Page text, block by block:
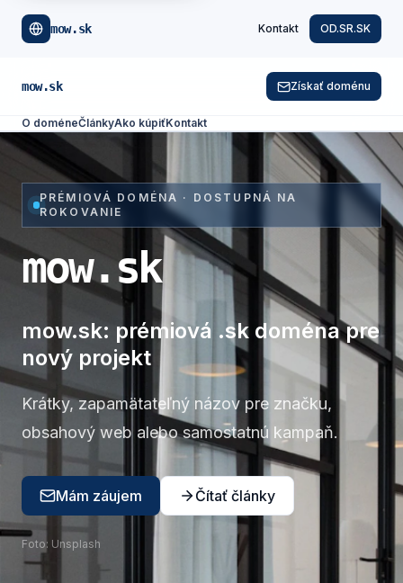
mow.sk Kontakt OD.SR.SK
mow.sk Získať doménu
O doméneČlánkyAko kúpiťKontakt
PRÉMIOVÁ DOMÉNA · DOSTUPNÁ NA
ROKOVANIE
mow.sk
mow.sk: prémiová .sk doména pre
nový projekt
Krátky, zapamätateľný názov pre značku,
obsahový web alebo samostatnú kampaň.
Mám záujem Čítať články
Foto: Unsplash